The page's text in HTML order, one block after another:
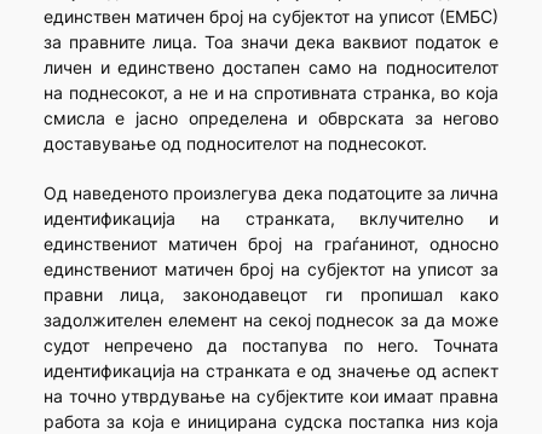
единствен матичен број на субјектот на уписот (ЕМБС)
за правните лица. Тоа значи дека ваквиот податок е
личен и единствено достапен само на подносителот
на поднесокот, а не и на спротивната странка, во која
смисла е јасно определена и обврската за негово
доставување од подносителот на поднесокот.
Од наведеното произлегува дека податоците за лична
идентификација на странката, вклучително и
единствениот матичен број на граѓанинот, односно
единствениот матичен број на субјектот на уписот за
правни лица, законодавецот ги пропишал како
задолжителен елемент на секој поднесок за да може
судот непречено да постапува по него. Точната
идентификација на странката е од значење од аспект
на точно утврдување на субјектите кои имаат правна
работа за која е иницирана судска постапка низ која